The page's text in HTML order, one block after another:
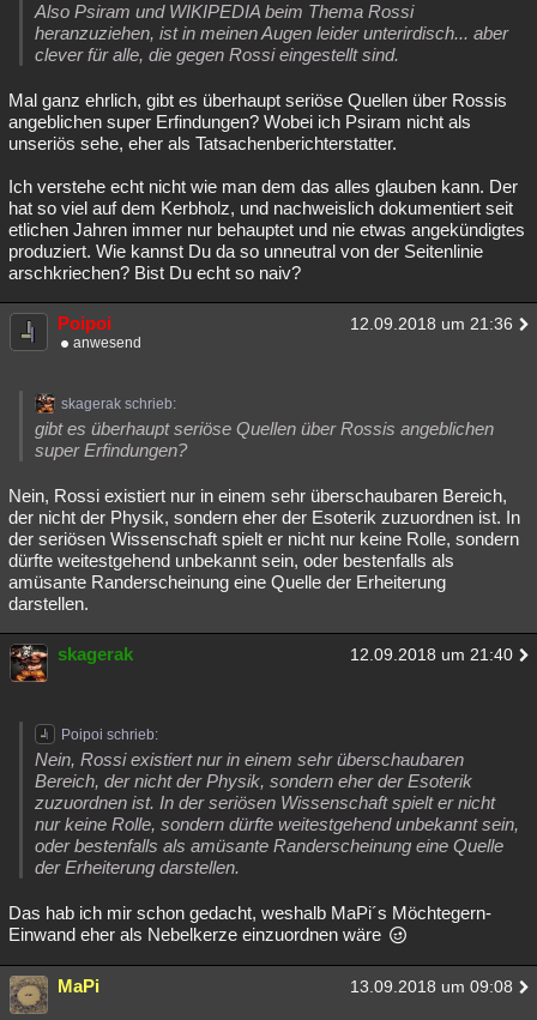
Also Psiram und WIKIPEDIA beim Thema Rossi
heranzuziehen, ist in meinen Augen leider unterirdisch... aber
clever für alle, die gegen Rossi eingestellt sind.
Mal ganz ehrlich, gibt es überhaupt seriöse Quellen über Rossis
angeblichen super Erfindungen? Wobei ich Psiram nicht als
unseriös sehe, eher als Tatsachenberichterstatter.
Ich verstehe echt nicht wie man dem das alles glauben kann. Der
hat so viel auf dem Kerbholz, und nachweislich dokumentiert seit
etlichen Jahren immer nur behauptet und nie etwas angekündigtes
produziert. Wie kannst Du da so unneutral von der Seitenlinie
arschkriechen? Bist Du echt so naiv?
Poipoi 12.09.2018 um 21:36
anwesend
skagerak schrieb:
gibt es überhaupt seriöse Quellen über Rossis angeblichen
super Erfindungen?
Nein, Rossi existiert nur in einem sehr überschaubaren Bereich,
der nicht der Physik, sondern eher der Esoterik zuzuordnen ist. In
der seriösen Wissenschaft spielt er nicht nur keine Rolle, sondern
dürfte weitestgehend unbekannt sein, oder bestenfalls als
amüsante Randerscheinung eine Quelle der Erheiterung
darstellen.
skagerak 12.09.2018 um 21:40
Poipoi schrieb:
Nein, Rossi existiert nur in einem sehr überschaubaren
Bereich, der nicht der Physik, sondern eher der Esoterik
zuzuordnen ist. In der seriösen Wissenschaft spielt er nicht
nur keine Rolle, sondern dürfte weitestgehend unbekannt sein,
oder bestenfalls als amüsante Randerscheinung eine Quelle
der Erheiterung darstellen.
Das hab ich mir schon gedacht, weshalb MaPi´s Möchtegern-
Einwand eher als Nebelkerze einzuordnen wäre
MaPi 13.09.2018 um 09:08